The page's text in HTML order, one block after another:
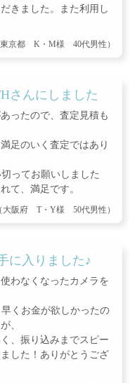
きました。また利用し
東京都 K・M様 40代男性）
さんにしました
ったので、査定見積も
足のいく査定ではあり
ってお願いしました
て、満足です。
大阪府 T・Y様 50代男性）
に入りました♪
わなくなったカメラを
くお金が欲しかったの
、
、振り込みまでスピー
した！ありがとうござ